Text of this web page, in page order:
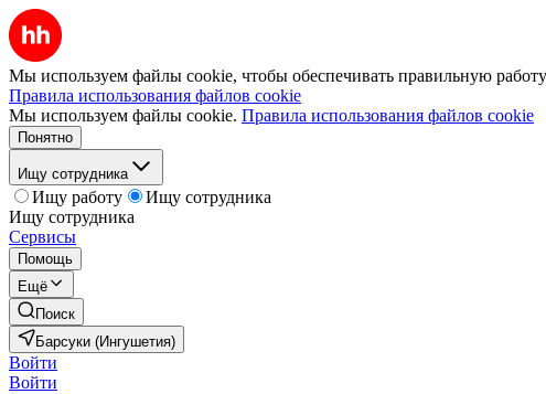
Мы используем файлы cookie, чтобы обеспечивать правильную
Правила использования файлов cookie
Мы используем файлы cookie. Правила использования файлов cookie
Понятно
Ищу сотрудника
Ищу работу
Ищу сотрудника
Ищу сотрудника
Сервисы
Помощь
Ещё
Поиск
Барсуки (Ингушетия)
Войти
Войти